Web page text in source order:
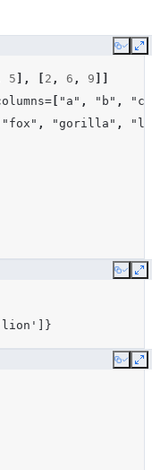
Copy
5 ], 2 , 6 , 9
= "a" , "b" ,
"c"
"fox" , "gorilla" ,
Copy
Copy